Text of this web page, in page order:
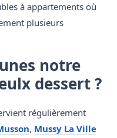
à appartements où
plusieurs
notre
dessert ?
régulièrement
, Mussy La Ville